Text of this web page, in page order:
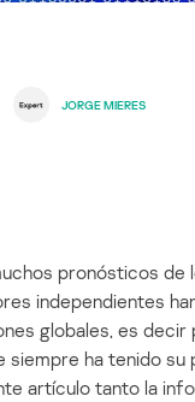
JORGE MIERES
pronósticos de
independientes
globales, es decir
ha tenido su
artículo tanto la